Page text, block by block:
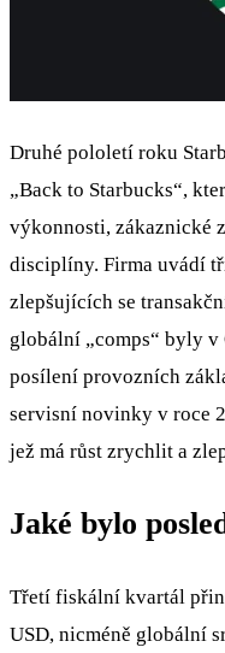
Druhé pololetí roku
„Back to Starbucks“,
výkonnosti, zákaznické
disciplíny. Firma uvádí
zlepšujících se
globální „comps“ byly v
posílení provozních
servisní novinky v roce
jež má růst zrychlit a
Jaké bylo
Třetí fiskální kvartál
USD, nicméně globální